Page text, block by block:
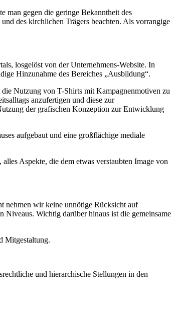
man gegen die geringe Bekanntheit des
des kirchlichen Trägers beachten. Als vorrangige
losgelöst von der Unternehmens-Website. In
Hinzunahme des Bereiches „Ausbildung“.
Nutzung von T-Shirts mit Kampagnenmotiven zu
anzufertigen und diese zur
der grafischen Konzeption zur Entwicklung
aufgebaut und eine großflächige mediale
Aspekte, die dem etwas verstaubten Image von
nehmen wir keine unnötige Rücksicht auf
Wichtig darüber hinaus ist die gemeinsame
Mitgestaltung.
und hierarchische Stellungen in den